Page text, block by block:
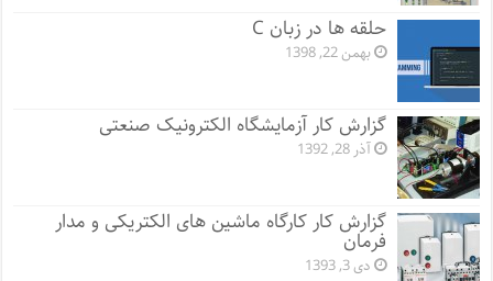
حلقه ها در زبان C
بهمن 22, 1398
گزارش کار آزمایشگاه الکترونیک صنعتی
آذر 28, 1392
گزارش کار کارگاه ماشین های الکتریکی و مدار
فرمان
دی 3, 1393